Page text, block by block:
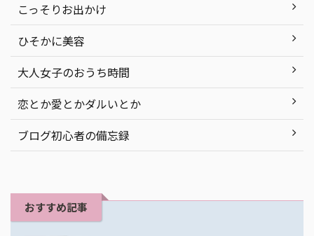
こっそりお出かけ
ひそかに美容
大人女子のおうち時間
恋とか愛とかダルいとか
ブログ初心者の備忘録
おすすめ記事